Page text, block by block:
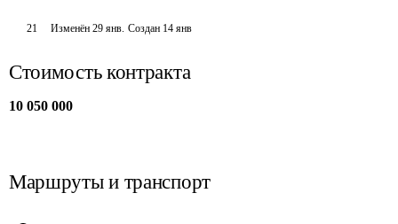
21 Изменён29 янв. Создан 14 янв
Стоимость контракта
10 050 000
Маршруты и транспорт